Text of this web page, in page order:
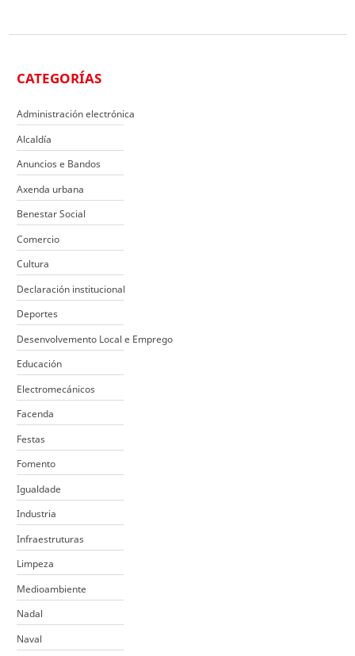
CATEGORÍAS
Administración electrónica
Alcaldía
Anuncios e Bandos
Axenda urbana
Benestar Social
Comercio
Cultura
Declaración institucional
Deportes
Desenvolvemento Local e Emprego
Educación
Electromecánicos
Facenda
Festas
Fomento
Igualdade
Industria
Infraestruturas
Limpeza
Medioambiente
Nadal
Naval